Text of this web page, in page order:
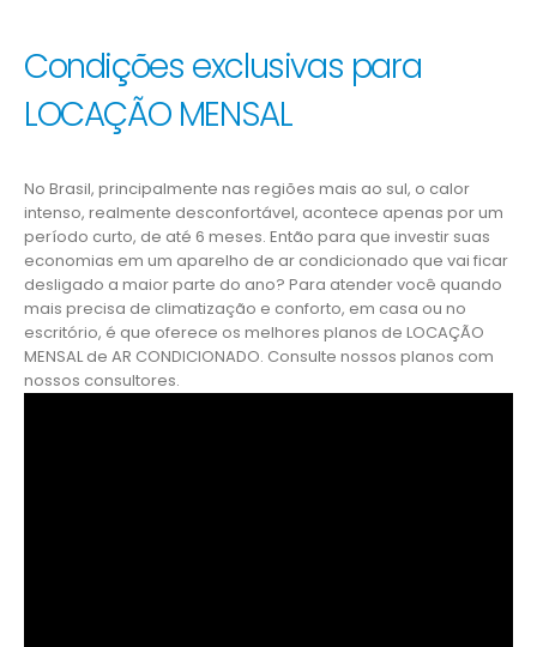
Condições exclusivas para
LOCAÇÃO MENSAL
No Brasil, principalmente nas regiões mais ao sul, o calor
intenso, realmente desconfortável, acontece apenas por um
período curto, de até 6 meses. Então para que investir suas
economias em um aparelho de ar condicionado que vai ficar
desligado a maior parte do ano? Para atender você quando
mais precisa de climatização e conforto, em casa ou no
escritório, é que oferece os melhores planos de LOCAÇÃO
MENSAL de AR CONDICIONADO. Consulte nossos planos com
nossos consultores.